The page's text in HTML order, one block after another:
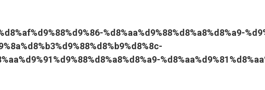
%d8%aa%d9%88%d8%a8%d8%a9-